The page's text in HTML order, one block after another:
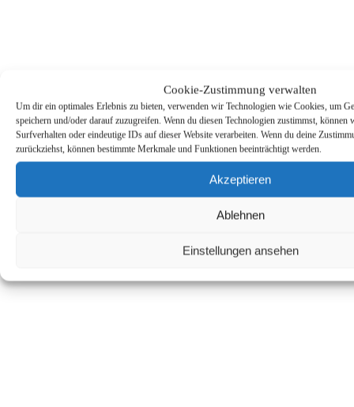
Cookie-Zustimmung verwalten
Um dir ein optimales Erlebnis zu bieten, verwenden wir Technologien wie Cookies, um
speichern und/oder darauf zuzugreifen. Wenn du diesen Technologien zustimmst, können
Surfverhalten oder eindeutige IDs auf dieser Website verarbeiten. Wenn du deine
zurückziehst, können bestimmte Merkmale und Funktionen beeinträchtigt werden.
Akzeptieren
Ablehnen
Einstellungen ansehen